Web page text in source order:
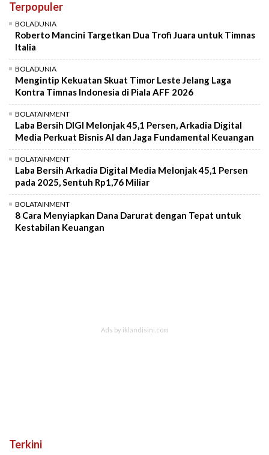
Terpopuler
BOLADUNIA
Roberto Mancini Targetkan Dua Trofi Juara untuk Timnas
Italia
BOLADUNIA
Mengintip Kekuatan Skuat Timor Leste Jelang Laga
Kontra Timnas Indonesia di Piala AFF 2026
BOLATAINMENT
Laba Bersih DIGI Melonjak 45,1 Persen, Arkadia Digital
Media Perkuat Bisnis AI dan Jaga Fundamental Keuangan
BOLATAINMENT
Laba Bersih Arkadia Digital Media Melonjak 45,1 Persen
pada 2025, Sentuh Rp1,76 Miliar
BOLATAINMENT
8 Cara Menyiapkan Dana Darurat dengan Tepat untuk
Kestabilan Keuangan
Terkini